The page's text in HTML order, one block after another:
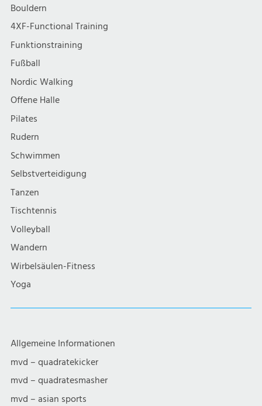
Bouldern
4XF-Functional Training
Funktionstraining
Fußball
Nordic Walking
Offene Halle
Pilates
Rudern
Schwimmen
Selbstverteidigung
Tanzen
Tischtennis
Volleyball
Wandern
Wirbelsäulen-Fitness
Yoga
Allgemeine Informationen
mvd – quadratekicker
mvd – quadratesmasher
mvd – asian sports